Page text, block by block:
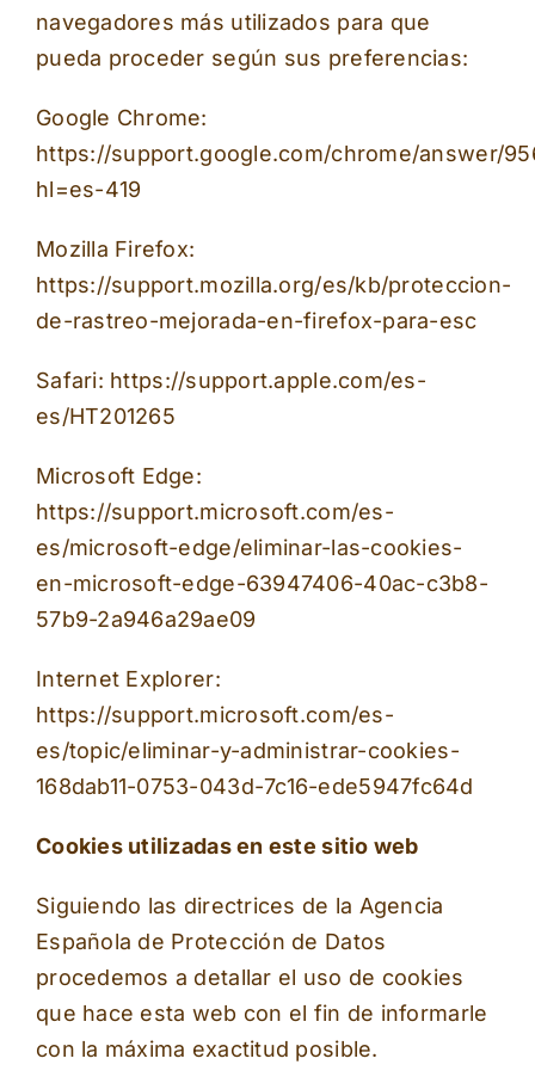
navegadores más utilizados para que
pueda proceder según sus preferencias:
Google Chrome:
https://support.google.com/chrome/answer/
hl=es-419
Mozilla Firefox:
https://support.mozilla.org/es/kb/proteccion-
de-rastreo-mejorada-en-firefox-para-esc
Safari: https://support.apple.com/es-
es/HT201265
Microsoft Edge:
https://support.microsoft.com/es-
es/microsoft-edge/eliminar-las-cookies-
en-microsoft-edge-63947406-40ac-c3b8-
57b9-2a946a29ae09
Internet Explorer:
https://support.microsoft.com/es-
es/topic/eliminar-y-administrar-cookies-
168dab11-0753-043d-7c16-ede5947fc64d
Cookies utilizadas en este sitio web
Siguiendo las directrices de la Agencia
Española de Protección de Datos
procedemos a detallar el uso de cookies
que hace esta web con el fin de informarle
con la máxima exactitud posible.